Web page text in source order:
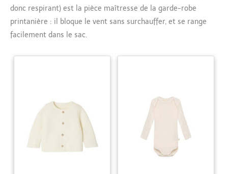
donc respirant) est la pièce maîtresse de la garde-robe
printanière : il bloque le vent sans surchauffer, et se range
facilement dans le sac.